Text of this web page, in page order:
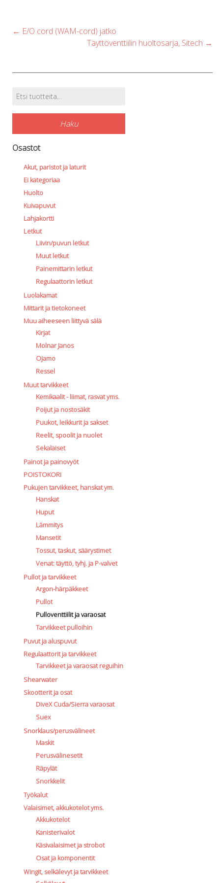
Post
← E/O cord (WAM-cord) jatko
Täyttöventtiilin huoltosarja, Sitech →
Tuotehaku
Etsi:
Haku
Osastot
Akut, paristot ja laturit
Ei kategoriaa
Huolto
Kuivapuvut
Lahjakortti
Letkut
Liivin/puvun letkut
Muut letkut
Painemittarin letkut
Regulaattorin letkut
Luolakamat
Mittarit ja tietokoneet
Muu aiheeseen liittyvä sälä
Kirjat
Molnar Janos
Ojamo
Ressel
Muut tarvikkeet
Kemikaalit - liimat, rasvat yms.
Poijut ja nostosäkit
Puukot, leikkurit ja sakset
Reelit, spoolit ja nuolet
Sekalaiset
Painot ja painovyöt
POISTOKORI
Pukujen tarvikkeet, hanskat ym.
Hanskat
Huput
Lämmitys
Mansetit
Tossut, taskut, säärystimet
Venat: täyttö, tyhj. ja P-valvet
Pullot ja tarvikkeet
Argon-härpäkkeet
Pullot
Pulloventtiilit ja varaosat
Tarvikkeet pulloihin
Puvut ja aluspuvut
Regulaattorit ja tarvikkeet
Tarvikkeet ja varaosat reguihin
Shearwater
Skootterit ja osat
DiveX Cuda/Sierra varaosat
Suex
Snorklaus/perusvälineet
Maskit
Perusvälinesetit
Räpylät
Snorkkelit
Työkalut
Valaisimet, akkukotelot yms.
Akkukotelot
Kanisterivalot
Käsivalaisimet ja strobot
Osat ja komponentit
Wingit, selkälevyt ja tarvikkeet